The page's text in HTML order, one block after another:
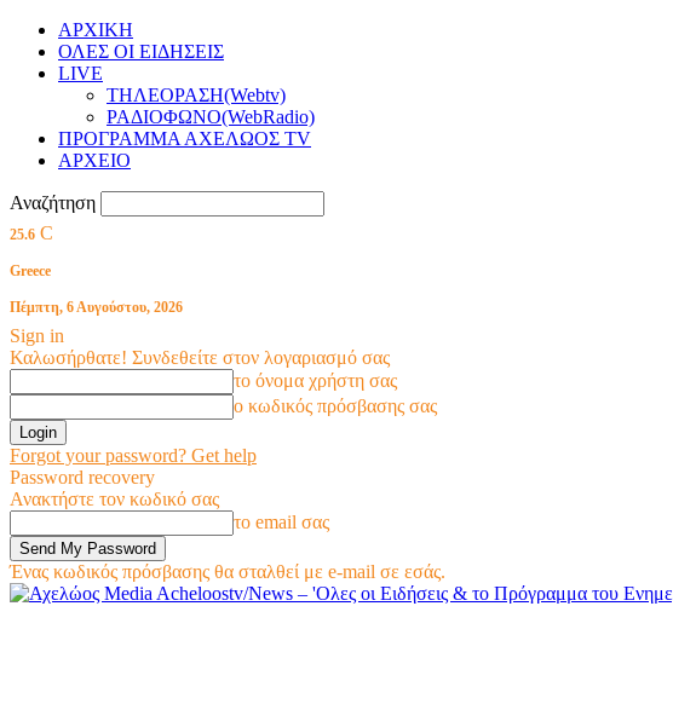
ΑΡΧΙΚΗ
ΟΛΕΣ ΟΙ ΕΙΔΗΣΕΙΣ
LIVE
ΤΗΛΕΟΡΑΣΗ(Webtv)
ΡΑΔΙΟΦΩΝΟ(WebRadio)
ΠΡΟΓΡΑΜΜΑ ΑΧΕΛΩΟΣ TV
ΑΡΧΕΙΟ
Αναζήτηση
25.6 C
Greece
Πέμπτη, 6 Αυγούστου, 2026
Sign in
Καλωσήρθατε! Συνδεθείτε στον λογαριασμό σας
το όνομα χρήστη σας
ο κωδικός πρόσβασης σας
Forgot your password? Get help
Password recovery
Ανακτήστε τον κωδικό σας
το email σας
Ένας κωδικός πρόσβασης θα σταλθεί με e-mail σε εσάς.
Acheloostv/News – 'Ολες οι Ειδήσεις & το Πρόγραμμα του